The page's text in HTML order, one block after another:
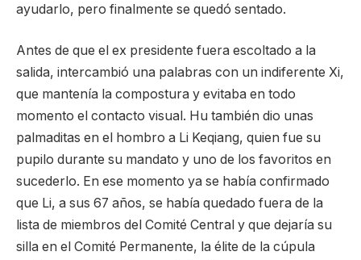
ayudarlo, pero finalmente se quedó sentado.
Antes de que el ex presidente fuera escoltado a la
salida, intercambió una palabras con un indiferente Xi,
que mantenía la compostura y evitaba en todo
momento el contacto visual. Hu también dio unas
palmaditas en el hombro a Li Keqiang, quien fue su
pupilo durante su mandato y uno de los favoritos en
sucederlo. En ese momento ya se había confirmado
que Li, a sus 67 años, se había quedado fuera de la
lista de miembros del Comité Central y que dejaría su
silla en el Comité Permanente, la élite de la cúpula